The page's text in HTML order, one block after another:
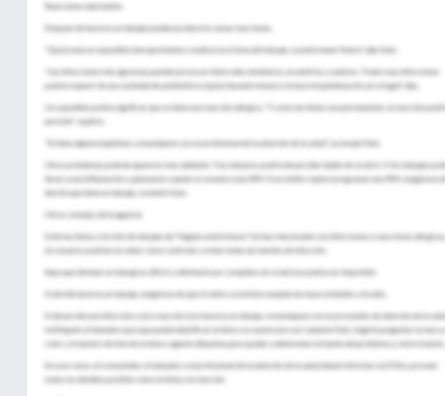
Reacciones alarmantes
Después de hacerse un tatuaje pueden producirse varias reacciones.
"Quizá note un sarpullido (enrojecimiento o bultos) en el área del tatuaje, o podría tener fiebre", dijo Katz.
"Las infecciones más agresivas pueden provocar fiebre alta, temblores, escalofríos y sudores. Tratar esas infecciones
podría requerir de una variedad de antibióticos (quizá durante meses) o incluso hospitalización y/o cirugía", dijo.
Un sarpullido podría significar que se tiene una reacción alérgica. "Y como las tintas son permanentes, la reacción
persistir", explicó.
"Si tiene alguna inquietud, comuníquese con un profesional de la atención de la salud", aconsejó Katz.
Otros problemas podrían aparecer más adelante. Tras tatuarse, podría desarrollar tejido de cicatriz. O los tatuajes
llevar a una inflamación y quemazón cuando se someta a una IRM. Si un médico quiere programar una IRM, asegúrese
decirle que tiene un tatuaje, comentó Katz.
Otros consejos de la agencia
Evite las tintas y los kits de tatuajes de "hágalo usted mismo". Se han relacionado con infecciones y reacciones
los usuarios podrían no saber cómo controlar y evitar todas las fuentes de infección.
Sepa que eliminar un tatuaje es difícil, y eliminarlo por completo sin cicatrices podría ser imposible.
Si decide hacerse un tatuaje, asegúrese de que el salón y el artista cumplan las leyes estatales y locales.
Si desarrolla una infección u otra reacción tras hacerse un tatuaje, comuníquese con un proveedor de atención de la
notifíquelo al tatuador para que pueda identificar la tinta y no usarla otra vez", planteó Katz. Sugirió preguntar la
color y el número de lote de la tinta o agente diluyente para ayudar a determinar la fuente del problema y cómo tratarlo.
En esos casos, el consumidor, el tatuador o el profesional de la atención de la salud deben informar a la FDA y proveer
todos los detalles posibles sobre la tinta y la reacción.